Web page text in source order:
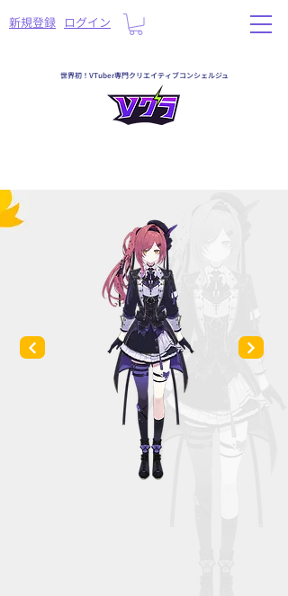
​新規登録 ログイン
世界初！VTuber専門クリエイティブコンシェルジュ